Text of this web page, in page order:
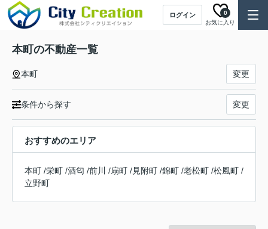
ログイン
お気に入り
0
本町の不動産一覧
本町 変更
条件から探す 変更
おすすめのエリア
本町 /栄町 /酒匂 /前川 /扇町 /見附町 /錦町 /老松町 /松風町 /
立野町